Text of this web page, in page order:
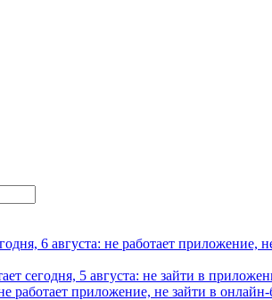
6 августа: не работает приложение,
сегодня, 5 августа: не зайти в
работает приложение, не зайти в